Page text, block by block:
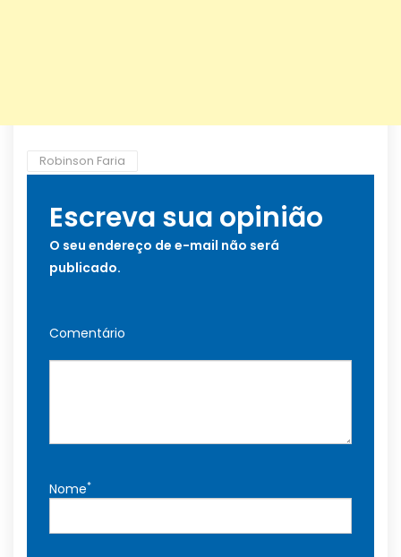
Robinson Faria
Escreva sua opinião
O seu endereço de e-mail não será
publicado.
Comentário
Nome*